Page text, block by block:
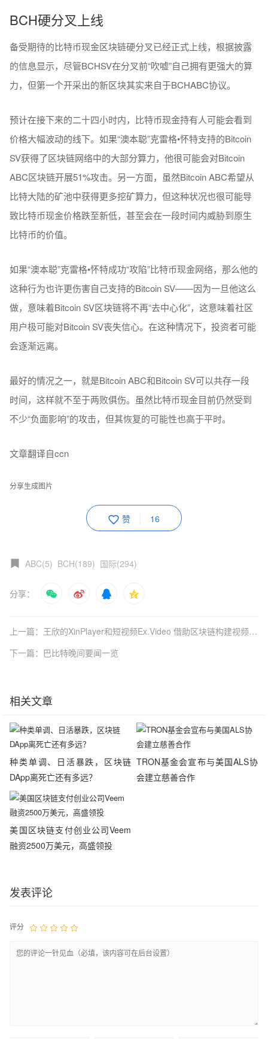
BCH硬分叉上线
备受期待的比特币现金区块链硬分叉已经正式上线，根据披露
的信息显示，尽管BCHSV在分叉前“吹嘘”自己拥有更强大的算
力，但第一个开采出的新区块其实来自于BCHABC协议。
预计在接下来的二十四小时内，比特币现金持有人可能会看到
价格大幅波动的线下。如果“澳本聪”克雷格•怀特支持的Bitcoin
SV获得了区块链网络中的大部分算力，他很可能会对Bitcoin
ABC区块链开展51%攻击。另一方面，虽然Bitcoin ABC希望从
比特大陆的矿池中获得更多挖矿算力，但这种状况也很可能导
致比特币现金价格跌至新低，甚至会在一段时间内威胁到原生
比特币的价值。
如果“澳本聪”克雷格•怀特成功“攻陷”比特币现金网络，那么他的
这种行为也许更伤害自己支持的Bitcoin SV——因为一旦他这么
做，意味着Bitcoin SV区块链将不再“去中心化”，这意味着社区
用户极可能对Bitcoin SV丧失信心。在这种情况下，投资者可能
会逐渐远离。
最好的情况之一，就是Bitcoin ABC和Bitcoin SV可以共存一段
时间，这样就不至于两败俱伤。虽然比特币现金目前仍然受到
不少“负面影响”的攻击，但其恢复的可能性也高于平时。
文章翻译自ccn
分享生成图片
赞 16
ABC(5) BCH(189) 国际(294)
分享：
上一篇：王欣的XinPlayer和短视频Ex.Video 借助区块链构建视频网络的理想国？
下一篇：巴比特晚间要闻一览
相关文章
种类单调、日活暴跌，区块链
DApp离死亡还有多远？
TRON基金会宣布与美国ALS协
会建立慈善合作
美国区块链支付创业公司Veem
融资2500万美元，高盛领投
发表评论
评分